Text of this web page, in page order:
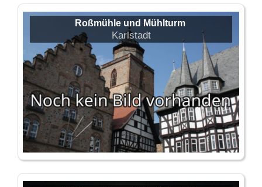
Roßmühle und Mühlturm
Karlstadt